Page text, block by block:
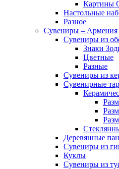
Картины
Настольные
Разное
Сувениры – Армения
Сувениры из
Знаки
Цветные
Разные
Сувениры из
Сувенирные
Деревянные
Сувениры из
Куклы
Сувениры из